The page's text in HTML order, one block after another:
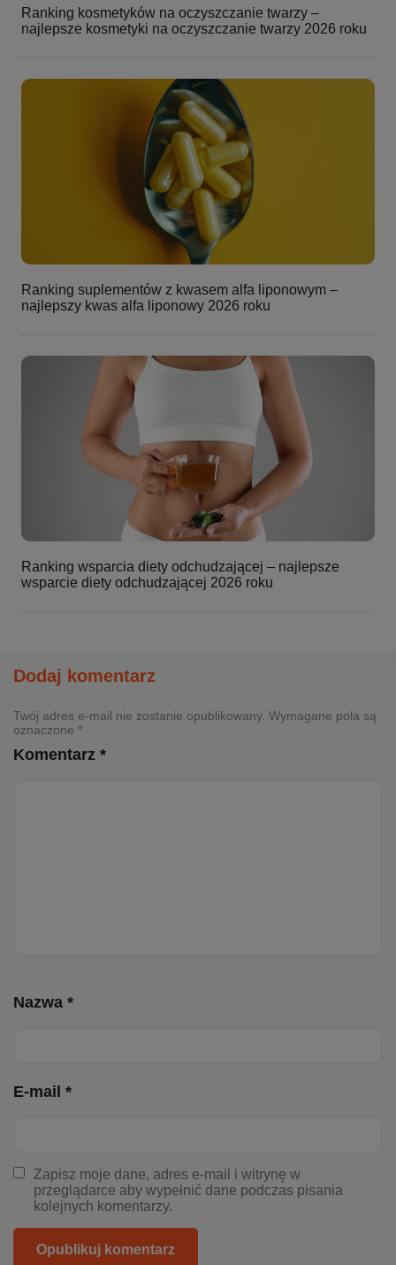
Ranking kosmetyków na oczyszczanie twarzy –
najlepsze kosmetyki na oczyszczanie twarzy 2026 roku
Ranking suplementów z kwasem alfa liponowym –
najlepszy kwas alfa liponowy 2026 roku
Ranking wsparcia diety odchudzającej – najlepsze
wsparcie diety odchudzającej 2026 roku
Dodaj komentarz
Twój adres e-mail nie zostanie opublikowany. Wymagane pola są
oznaczone *
Komentarz *
Nazwa *
E-mail *
Zapisz moje dane, adres e-mail i witrynę w
przeglądarce aby wypełnić dane podczas pisania
kolejnych komentarzy.
Opublikuj komentarz